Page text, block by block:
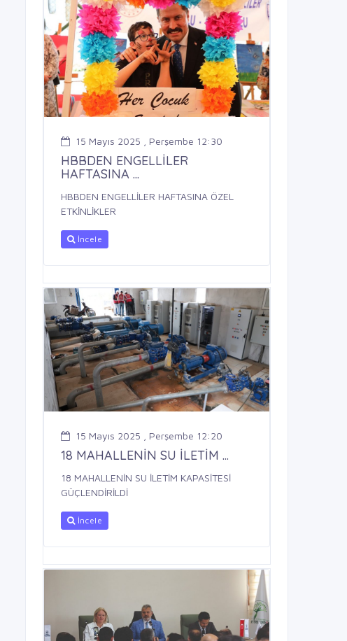
15 Mayıs 2025 , Perşembe 12:30
HBBDEN ENGELLİLER
HAFTASINA ...
HBBDEN ENGELLİLER HAFTASINA ÖZEL
ETKİNLİKLER
İncele
15 Mayıs 2025 , Perşembe 12:20
18 MAHALLENİN SU İLETİM ...
18 MAHALLENİN SU İLETİM KAPASİTESİ
GÜÇLENDİRİLDİ
İncele